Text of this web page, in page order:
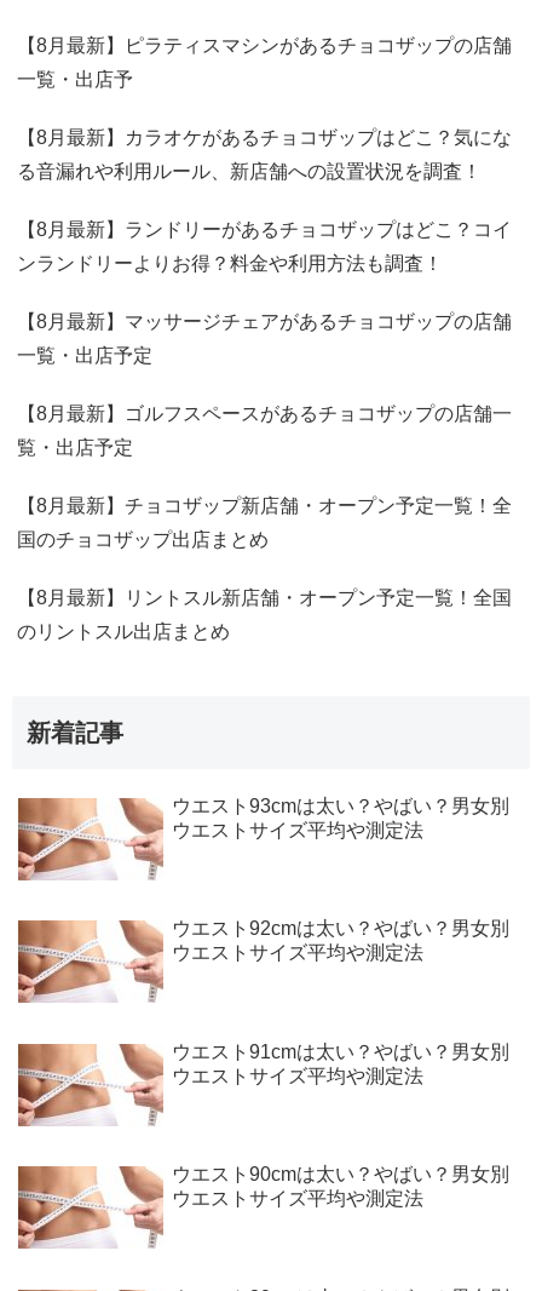
【8月最新】ピラティスマシンがあるチョコザップの店舗
一覧・出店予
【8月最新】カラオケがあるチョコザップはどこ？気にな
る音漏れや利用ルール、新店舗への設置状況を調査！
【8月最新】ランドリーがあるチョコザップはどこ？コイ
ンランドリーよりお得？料金や利用方法も調査！
【8月最新】マッサージチェアがあるチョコザップの店舗
一覧・出店予定
【8月最新】ゴルフスペースがあるチョコザップの店舗一
覧・出店予定
【8月最新】チョコザップ新店舗・オープン予定一覧！全
国のチョコザップ出店まとめ
【8月最新】リントスル新店舗・オープン予定一覧！全国
のリントスル出店まとめ
新着記事
ウエスト93cmは太い？やばい？男女別
ウエストサイズ平均や測定法
ウエスト92cmは太い？やばい？男女別
ウエストサイズ平均や測定法
ウエスト91cmは太い？やばい？男女別
ウエストサイズ平均や測定法
ウエスト90cmは太い？やばい？男女別
ウエストサイズ平均や測定法